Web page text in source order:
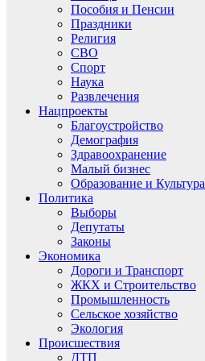
Пособия и Пенсии
Праздники
Религия
СВО
Спорт
Наука
Развлечения
Нацпроекты
Благоустройство
Демография
Здравоохранение
Малый бизнес
Образование и Культура
Политика
Выборы
Депутаты
Законы
Экономика
Дороги и Транспорт
ЖКХ и Строительство
Промышленность
Сельское хозяйство
Экология
Происшествия
ДТП